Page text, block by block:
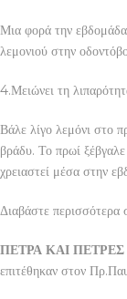
Μια φορά την
λεμονιού στην
4.Μειώνει τη
Βάλε λίγο λεμόνι στο
βράδυ. Το πρωί
χρειαστεί μέσα στην
Διαβάστε περισσότερα
ΠΕΤΡΑ ΚΑΙ
επιτέθηκαν στον